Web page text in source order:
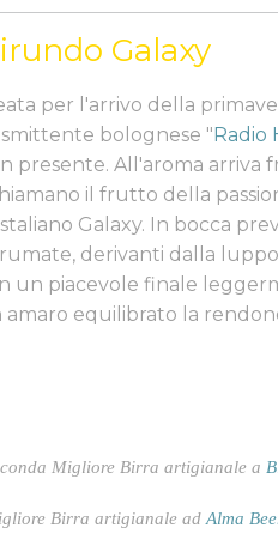
Galaxy
per l'arrivo della
bolognese " Radio
presente. All'aroma arriva
il frutto della
Galaxy. In bocca
derivanti dalla
un piacevole finale
amaro equilibrato la
Migliore Birra artigianale a
Birra artigianale adAlma